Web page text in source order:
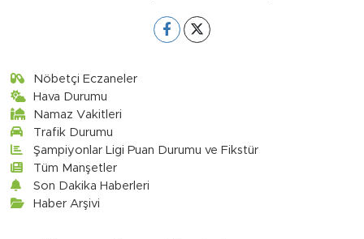
Nöbetçi Eczaneler
Hava Durumu
Namaz Vakitleri
Trafik Durumu
Şampiyonlar Ligi Puan Durumu ve Fikstür
Tüm Manşetler
Son Dakika Haberleri
Haber Arşivi